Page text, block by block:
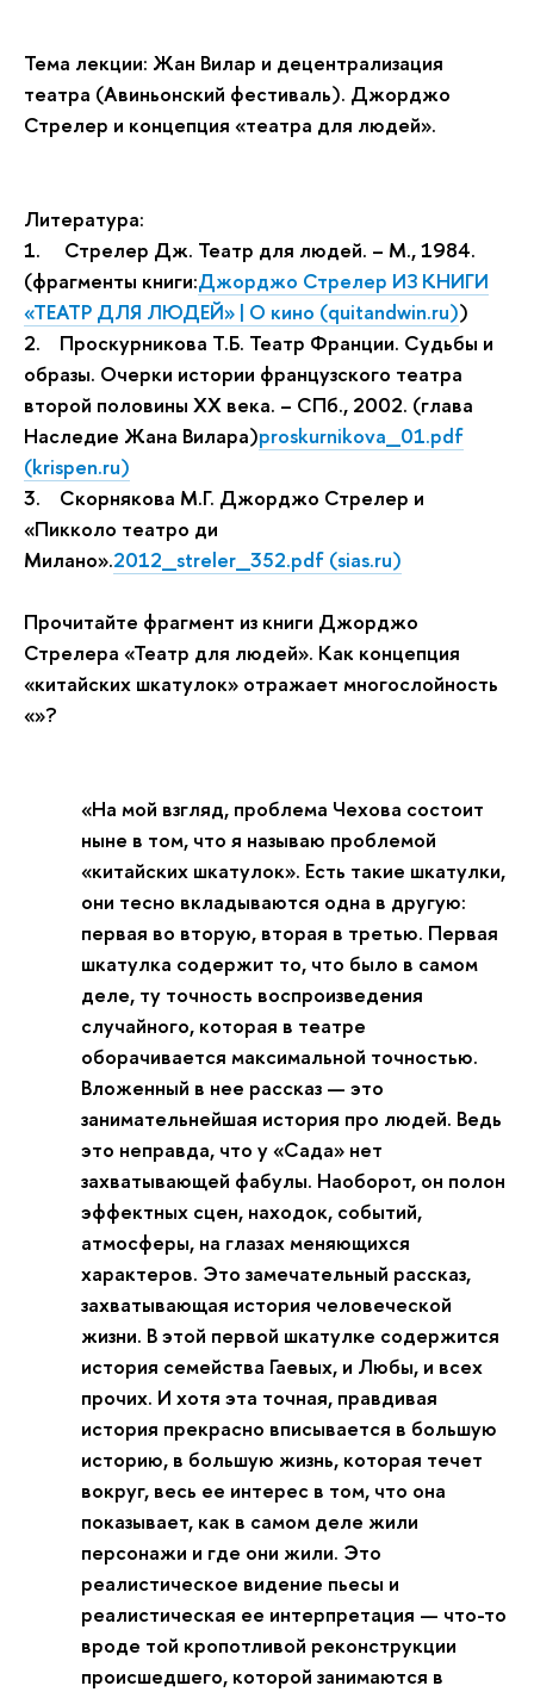
Тема лекции: Жан Вилар и децентрализация
театра (Авиньонский фестиваль). Джорджо
Стрелер и концепция «театра для людей».
Литература:
1.
Стрелер Дж. Театр для людей. – М., 1984.
(фрагменты книги:Джорджо Стрелер ИЗ КНИГИ
«ТЕАТР ДЛЯ ЛЮДЕЙ» | О кино (quitandwin.ru))
2. Проскурникова Т.Б. Театр Франции. Судьбы и
образы. Очерки истории французского театра
второй половины ХХ века. – СПб., 2002. (глава
Наследие Жана Вилара)proskurnikova_01.pdf
(krispen.ru)
3.
Скорнякова М.Г. Джорджо Стрелер и
«Пикколо театро ди
Милано».2012_streler_352.pdf (sias.ru)
Прочитайте фрагмент из книги Джорджо
Стрелера «Театр для людей». Как концепция
«китайских шкатулок» отражает многослойность
«»?
«На мой взгляд, проблема Чехова состоит
ныне в том, что я называю проблемой
«китайских шкатулок». Есть такие шкатулки,
они тесно вкладываются одна в другую:
первая во вторую, вторая в третью. Первая
шкатулка содержит то, что было в самом
деле, ту точность воспроизведения
случайного, которая в театре
оборачивается максимальной точностью.
Вложенный в нее рассказ — это
занимательнейшая история про людей. Ведь
это неправда, что у «Сада» нет
захватывающей фабулы. Наоборот, он полон
эффектных сцен, находок, событий,
атмосферы, на глазах меняющихся
характеров. Это замечательный рассказ,
захватывающая история человеческой
жизни. В этой первой шкатулке содержится
история семейства Гаевых, и Любы, и всех
прочих. И хотя эта точная, правдивая
история прекрасно вписывается в большую
историю, в большую жизнь, которая течет
вокруг, весь ее интерес в том, что она
показывает, как в самом деле жили
персонажи и где они жили. Это
реалистическое видение пьесы и
реалистическая ее интерпретация — что-то
вроде той кропотливой реконструкции
происшедшего, которой занимаются в